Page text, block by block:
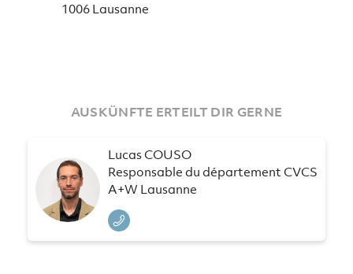
1006 Lausanne
AUSKÜNFTE ERTEILT DIR GERNE
Lucas COUSO
Responsable du département CVCS
A+W Lausanne